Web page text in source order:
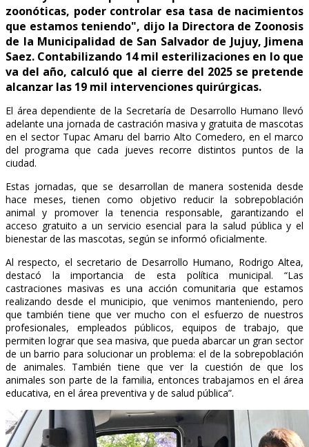
zoonóticas, poder controlar esa tasa de nacimientos
que estamos teniendo", dijo la Directora de Zoonosis
de la Municipalidad de San Salvador de Jujuy, Jimena
Saez. Contabilizando 14 mil esterilizaciones en lo que
va del año, calculó que al cierre del 2025 se pretende
alcanzar las 19 mil intervenciones quirúrgicas.
El área dependiente de la Secretaría de Desarrollo Humano llevó
adelante una jornada de castración masiva y gratuita de mascotas
en el sector Tupac Amaru del barrio Alto Comedero, en el marco
del programa que cada jueves recorre distintos puntos de la
ciudad.
Estas jornadas, que se desarrollan de manera sostenida desde
hace meses, tienen como objetivo reducir la sobrepoblación
animal y promover la tenencia responsable, garantizando el
acceso gratuito a un servicio esencial para la salud pública y el
bienestar de las mascotas, según se informó oficialmente.
Al respecto, el secretario de Desarrollo Humano, Rodrigo Altea,
destacó la importancia de esta política municipal. “Las
castraciones masivas es una acción comunitaria que estamos
realizando desde el municipio, que venimos manteniendo, pero
que también tiene que ver mucho con el esfuerzo de nuestros
profesionales, empleados públicos, equipos de trabajo, que
permiten lograr que sea masiva, que pueda abarcar un gran sector
de un barrio para solucionar un problema: el de la sobrepoblación
de animales. También tiene que ver la cuestión de que los
animales son parte de la familia, entonces trabajamos en el área
educativa, en el área preventiva y de salud pública”.